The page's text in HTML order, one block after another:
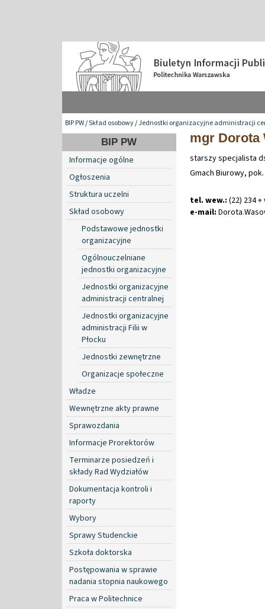
BIP PW/Skład osobowy/Jednostki organizacyjne administracji
BIP PW
Informacje ogólne
Ogłoszenia
Struktura uczelni
Skład osobowy
Podstawowe jednostki
organizacyjne
Ogólnouczelniane
jednostki organizacyjne
Jednostki organizacyjne
administracji centralnej
Jednostki organizacyjne
administracji Filii w
Płocku
Jednostki zewnętrzne
Organizacje społeczne
Władze
Wewnętrzne akty prawne
Sprawozdania
Informacje Prorektorów
Terminarze posiedzeń i
składy Rad Wydziałów
Dokumentacja kontroli i
raporty
Wybory
Sprawy Studenckie
Szkoła doktorska
Postępowania w sprawie
nadania stopnia naukowego
Praca w Politechnice
mgr Dorota
starszy specjalista
Gmach Biurowy,
tel. wew.: (22) 234
e-mail: Dorota.